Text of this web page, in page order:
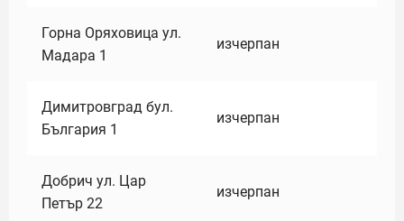
Горна Оряховица ул.
Мадара 1
изчерпан
Димитровград бул.
България 1
изчерпан
Добрич ул. Цар
Петър 22
изчерпан